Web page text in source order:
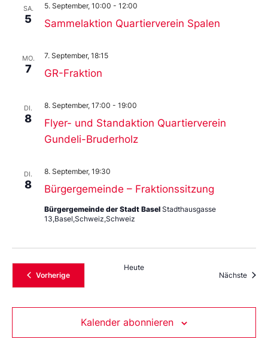
SA.
5 Sammelaktion Quartierverein Spalen
5. September, 10:00 - 12:00
MO.
7 GR-Fraktion
7. September, 18:15
DI.
8
Flyer- und Standaktion Quartierverein
Gundeli-Bruderholz
8. September, 17:00 - 19:00
DI.
8 Bürgergemeinde – Fraktionssitzung
8. September, 19:30
Bürgergemeinde der Stadt Basel Stadthausgasse
13,Basel,Schweiz,Schweiz
VorherigeVeranstaltungen
Heute
Nächste
Kalender abonnieren